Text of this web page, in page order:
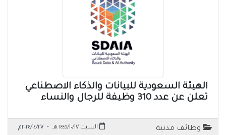
الهيئة السعودية للبيانات والذكاء الاصطناعي
تعلن عن عدد 310 وظيفة للرجال والنساء
وظائف مدنية السبت ١٤٤٥/١٠/١٧ هـ - ٢٠٢٤/٠٤/٢٧م